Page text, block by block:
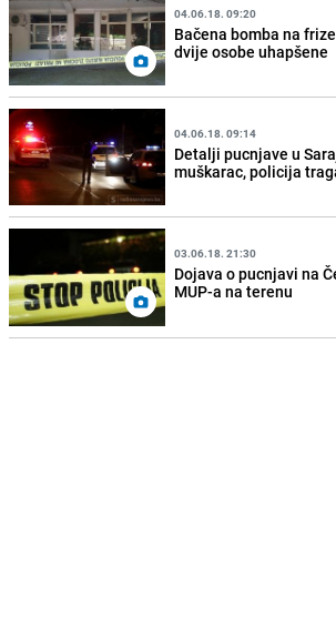
04.06.18. 09:20
Bačena bomba na
dvije osobe uhapšene
04.06.18. 09:14
Detalji pucnjave u
muškarac, policija
03.06.18. 21:30
Dojava o pucnjavi na
MUP-a na terenu